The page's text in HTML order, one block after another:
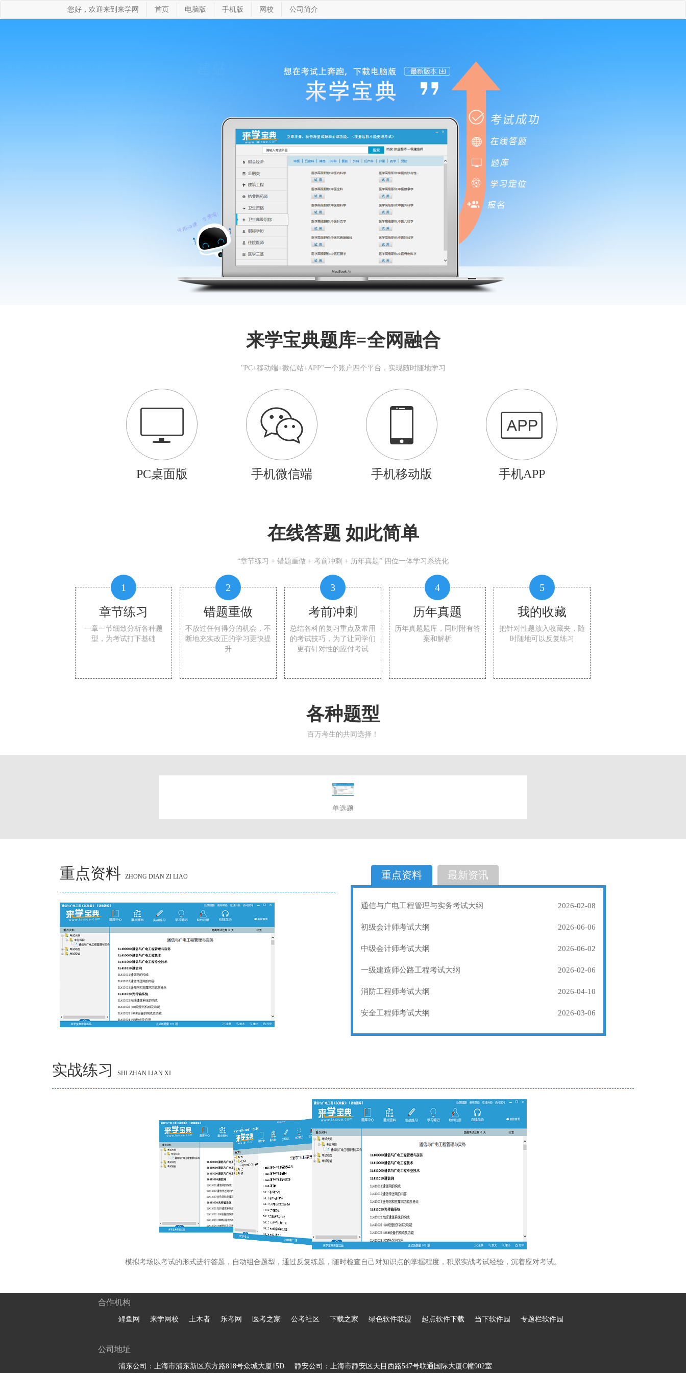
您好，欢迎来到来学网 首页 电脑版 手机版 网校 公司简介
来学宝典题库=全网融合
"PC+移动端+微信站+APP"一个账户四个平台，实现随时随地学习
PC桌面版 手机微信端 手机移动版 手机APP
在线答题 如此简单
“章节练习 + 错题重做 + 考前冲刺 + 历年真题” 四位一体学习系统化
1
章节练习
一章一节细致分析各种题
型，为考试打下基础
2
错题重做
不放过任何得分的机会，不
断地充实改正的学习更快提
升
3
考前冲刺
总结各科的复习重点及常用
的考试技巧，为了让同学们
更有针对性的应付考试
4
历年真题
历年真题题库，同时附有答
案和解析
5
我的收藏
把针对性题放入收藏夹，随
时随地可以反复练习
各种题型
百万考生的共同选择！
单选题
选择题
重点资料 ZHONG DIAN ZI LIAO 重点资料 最新资讯
通信与广电工程管理与实务考试大纲 2026-02-08
初级会计师考试大纲 2026-06-06
中级会计师考试大纲 2026-06-02
一级建造师公路工程考试大纲 2026-02-06
消防工程师考试大纲 2026-04-10
安全工程师考试大纲 2026-03-06
实战练习 SHI ZHAN LIAN XI
模拟考场以考试的形式进行答题，自动组合题型，通过反复练题，随时检查自己对知识点的掌握程度，积累实战考试经验，沉着应对考试。
合作机构
鲤鱼网 来学网校 土木者 乐考网 医考之家 公考社区 下载之家 绿色软件联盟 起点软件下载 当下软件园 专题栏软件园
公司地址
浦东公司：上海市浦东新区东方路818号众城大厦15D 静安公司：上海市静安区天目西路547号联通国际大厦C幢902室